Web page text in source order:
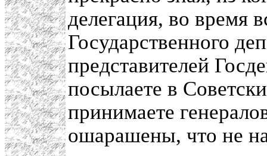
делегация, во время
Государственного
представителей
посылаете в
принимаете
ошарашены, что не